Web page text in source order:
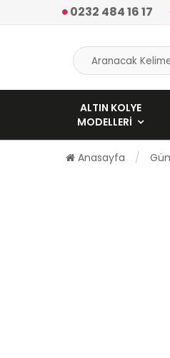
0232 484 16 17
ALTIN KOLYE
MODELLERI
Anasayfa